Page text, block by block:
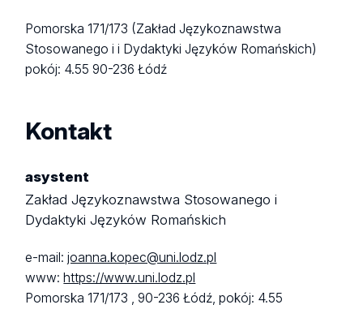
Pomorska 171/173 (Zakład Językoznawstwa
Stosowanego i i Dydaktyki Języków Romańskich)
pokój: 4.5590-236 Łódź
Kontakt
asystent
Zakład Językoznawstwa Stosowanego i
Dydaktyki Języków Romańskich
e-mail:joanna.kopec@uni.lodz.pl
www:https://www.uni.lodz.pl
Pomorska 171/173 ,90-236 Łódź,pokój: 4.55